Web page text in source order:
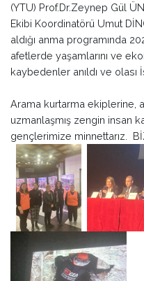
(YTU) Prof.Dr.Zeynep Gül
Ekibi Koordinatörü Umut
aldığı anma programında
afetlerde yaşamlarını ve
kaybedenler anıldı ve
Arama kurtarma ekiplerine,
uzmanlaşmış zengin insan
gençlerimize minnettarız.